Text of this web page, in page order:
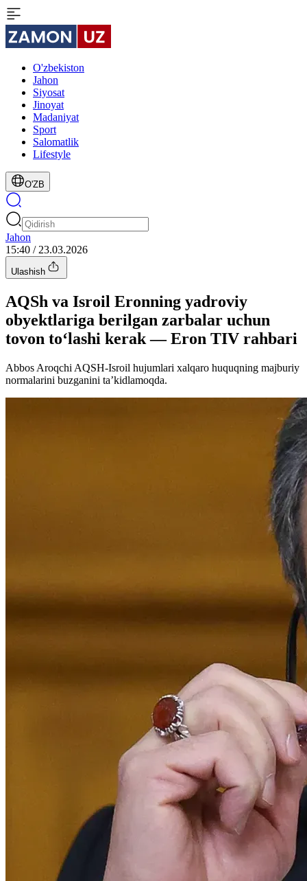
O'zbekiston
Jahon
Siyosat
Jinoyat
Madaniyat
Sport
Salomatlik
Lifestyle
O'ZB
Jahon
15:40 / 23.03.2026
Ulashish
AQSh va Isroil Eronning yadroviy
obyektlariga berilgan zarbalar uchun
tovon to‘lashi kerak — Eron TIV rahbari
Abbos Aroqchi AQSH-Isroil hujumlari xalqaro huquqning majburiy
normalarini buzganini ta’kidlamoqda.